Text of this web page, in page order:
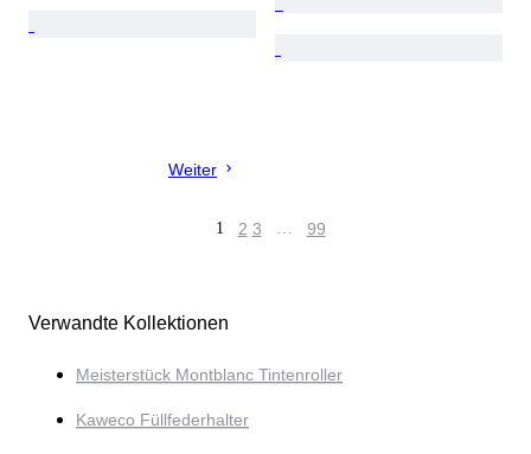
Weiter
1 2 3 … 99
Verwandte Kollektionen
Meisterstück Montblanc Tintenroller
Kaweco Füllfederhalter